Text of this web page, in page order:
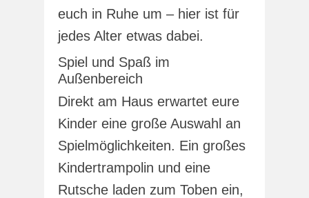
euch in Ruhe um – hier ist für
jedes Alter etwas dabei.
Spiel und Spaß im
Außenbereich
Direkt am Haus erwartet eure
Kinder eine große Auswahl an
Spielmöglichkeiten. Ein großes
Kindertrampolin und eine
Rutsche laden zum Toben ein,